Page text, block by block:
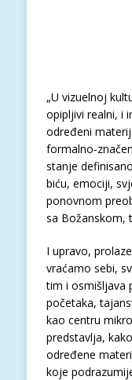
„U vizuelnoj
opipljivi realni, i
određeni
formalno-
stanje
biću, emociji,
ponovnom
sa Božanskom,
I upravo,
vraćamo sebi,
tim i osmišljava
početaka,
kao centru
predstavlja,
određene
koje